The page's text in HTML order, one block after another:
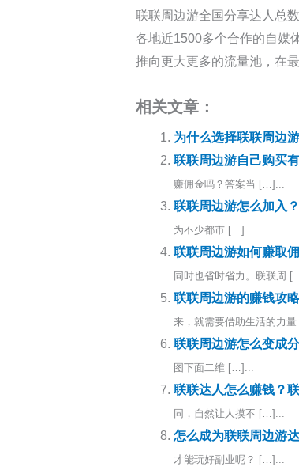
联联周边游全国分享达人总
各地近1500多个合作的自媒
推向更大更多的流量池，在
相关文章：
为什么选择联联周边
联联周边游自己购买
赚佣金吗？答案当 […]...
联联周边游怎么加入
为不少都市 […]...
联联周边游如何赚取
同时也省时省力。联联周
联联周边游的赚钱攻
来，就需要借助生活的力
联联周边游怎么变成
图下面二维 […]...
联联达人怎么赚钱？
同，自然让人摸不 […]...
怎么成为联联周边游
才能玩好副业呢？ […]...